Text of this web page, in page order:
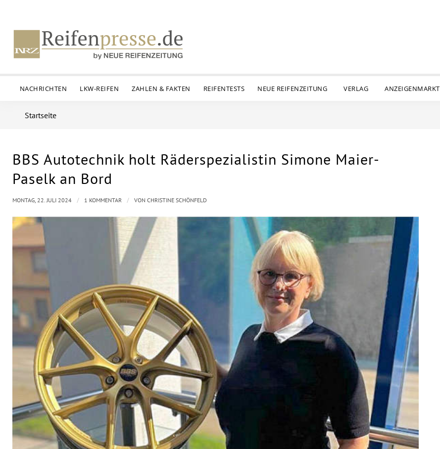
NACHRICHTEN LKW-REIFEN ZAHLEN & FAKTEN REIFENTESTS NEUE REIFENZEITUNG VERLAG ANZEIGENMARKT
Startseite
BBS Autotechnik holt Räderspezialistin Simone Maier-
Paselk an Bord
MONTAG, 22. JULI 2024 / 1 KOMMENTAR / VON CHRISTINE SCHÖNFELD